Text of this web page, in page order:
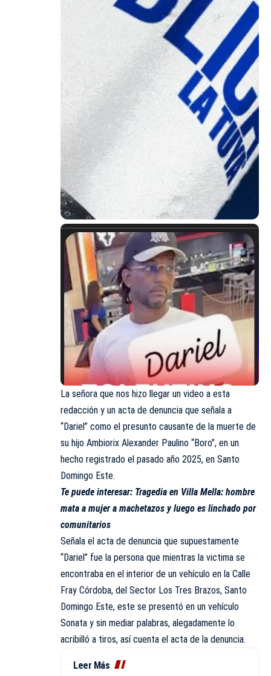
La señora que nos hizo llegar un video a esta
redacción y un acta de denuncia que señala a
“Dariel” como el presunto causante de la muerte de
su hijo Ambiorix Alexander Paulino “Boro”, en un
hecho registrado el pasado año 2025, en Santo
Domingo Este.
Te puede interesar: Tragedia en Villa Mella: hombre
mata a mujer a machetazos y luego es linchado por
comunitarios
Señala el acta de denuncia que supuestamente
“Dariel” fue la persona que mientras la victima se
encontraba en el interior de un vehículo en la Calle
Fray Córdoba, del Sector Los Tres Brazos, Santo
Domingo Este, este se presentó en un vehículo
Sonata y sin mediar palabras, alegadamente lo
acribilló a tiros, así cuenta el acta de la denuncia.
Leer Más